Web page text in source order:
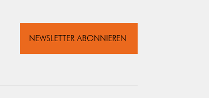
NEWSLETTER ABONNIEREN